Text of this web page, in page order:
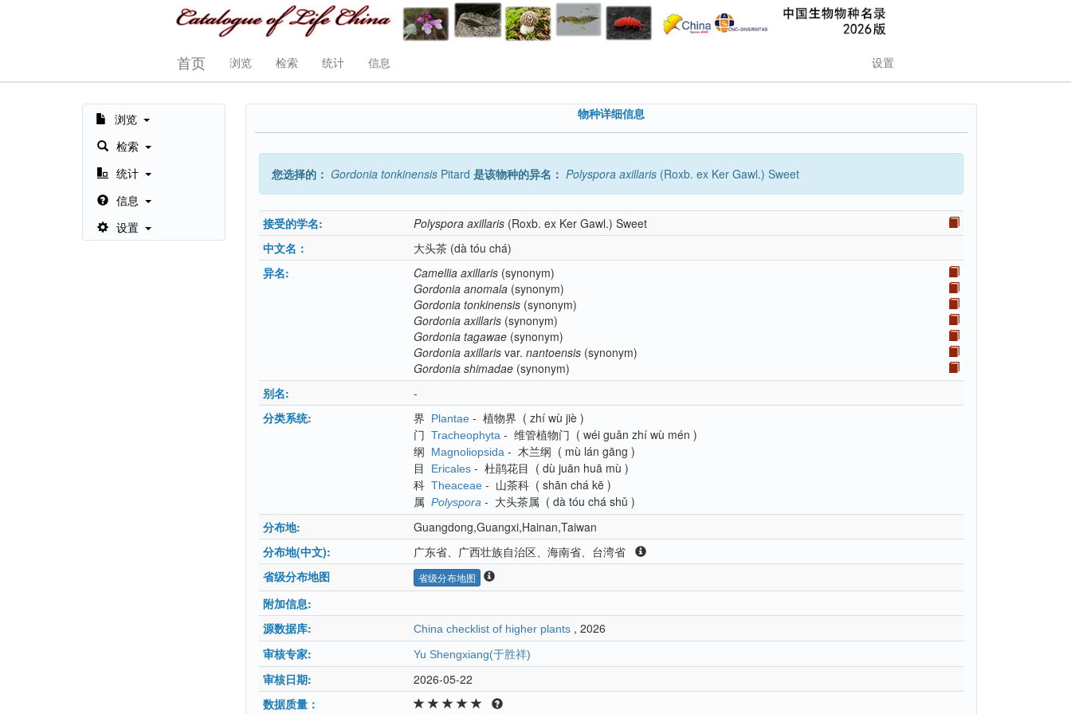
首页 浏览 检索 统计 信息 设置
浏览
检索
统计
信息
设置
物种详细信息
您选择的： Gordonia tonkinensis Pitard 是该物种的异名： Polyspora axillaris (Roxb. ex Ker Gawl.) Sweet
接受的学名: Polyspora axillaris (Roxb. ex Ker Gawl.) Sweet
中文名：
大头茶 (dà tóu chá)
异名:
Camellia axillaris (synonym)
Gordonia anomala (synonym)
Gordonia tonkinensis (synonym)
Gordonia axillaris (synonym)
Gordonia tagawae (synonym)
Gordonia axillaris var. nantoensis (synonym)
Gordonia shimadae (synonym)
别名:
-
分类系统:
界 Plantae - 植物界 ( zhí wù jiè )
门 Tracheophyta - 维管植物门 ( wéi guǎn zhí wù mén )
纲
Magnoliopsida - 木兰纲 ( mù lán gāng )
目
Ericales - 杜鹃花目 ( dù juān huā mù )
科 Theaceae - 山茶科 ( shān chá kē )
属 Polyspora - 大头茶属 ( dà tóu chá shǔ )
分布地:
Guangdong,Guangxi,Hainan,Taiwan
分布地(中文):
广东省、广西壮族自治区、海南省、台湾省
省级分布地图
省级分布地图
附加信息:
源数据库:
China checklist of higher plants , 2026
审核专家:
Yu Shengxiang(于胜祥)
审核日期:
2026-05-22
数据质量：